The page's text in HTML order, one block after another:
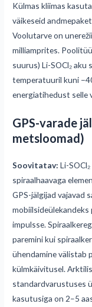
Külmas kliimas
väikeseid
Voolutarve on
milliamprites.
suurus) Li-SOCl₂
temperatuuril kuni
energiatihedust selle
GPS-varade
metsloomad)
Soovitatav: Li-
spiraalhaavaga
GPS-jälgijad vajavad
impulsse.
paremini kui
ühendamine välistab
külmkäivitusel.
standardvarustuses
kasutusiga on 2–5